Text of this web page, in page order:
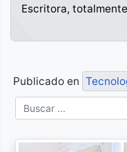
Escritora,
Publicado en